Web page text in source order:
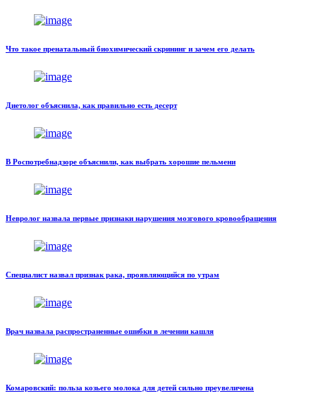
Что такое пренатальный биохимический скрининг и зачем его делать
Диетолог объяснила, как правильно есть десерт
В Роспотребнадзоре объяснили, как выбрать хорошие пельмени
Невролог назвала первые признаки нарушения мозгового кровообращения
Специалист назвал признак рака, проявляющийся по утрам
Врач назвала распространенные ошибки в лечении кашля
Комаровский: польза козьего молока для детей сильно преувеличена